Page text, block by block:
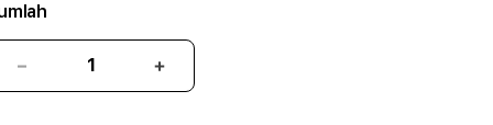
Kurangi
jumlah
Tambah
jumlah